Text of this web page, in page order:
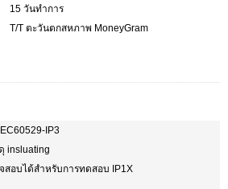
15 วันทำการ
T/T ตะวันตกสหภาพ MoneyGram
IP3
insluating
สอบได้สำหรับการทดสอบ IP1X